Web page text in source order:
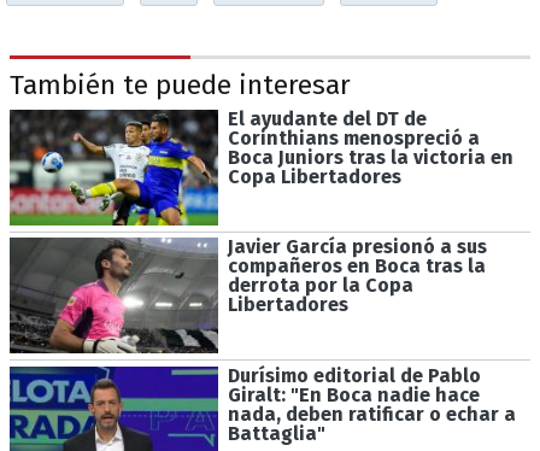
También te puede interesar
El ayudante del DT de
Corinthians menospreció a
Boca Juniors tras la victoria en
Copa Libertadores
Javier García presionó a sus
compañeros en Boca tras la
derrota por la Copa
Libertadores
Durísimo editorial de Pablo
Giralt: "En Boca nadie hace
nada, deben ratificar o echar a
Battaglia"